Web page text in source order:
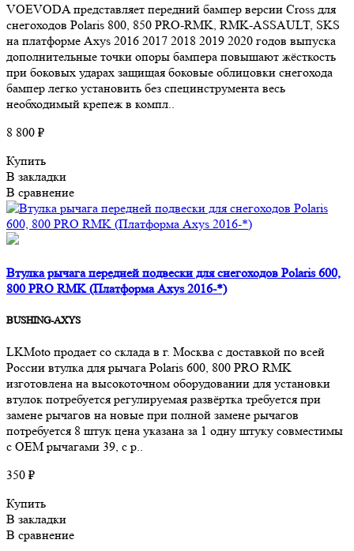
VOEVODA представляет передний бампер версии Cross для
снегоходов Polaris 800, 850 PRO-RMK, RMK-ASSAULT, SKS
на платформе Axys 2016 2017 2018 2019 2020 годов выпуска
дополнительные точки опоры бампера повышают жёсткость
при боковых ударах защищая боковые облицовки снегохода
бампер легко установить без специнструмента весь
необходимый крепеж в компл..
8 800 ₽
Купить
В закладки
В сравнение
Втулка рычага передней подвески для снегоходов Polaris 600,
800 PRO RMK (Платформа Axys 2016-*)
BUSHING-AXYS
LKMoto продает со склада в г. Москва с доставкой по всей
России втулка для рычага Polaris 600, 800 PRO RMK
изготовлена на высокоточном оборудовании для установки
втулок потребуется регулируемая развёртка требуется при
замене рычагов на новые при полной замене рычагов
потребуется 8 штук цена указана за 1 одну штуку совместимы
с OEM рычагами 39, с р..
350 ₽
Купить
В закладки
В сравнение